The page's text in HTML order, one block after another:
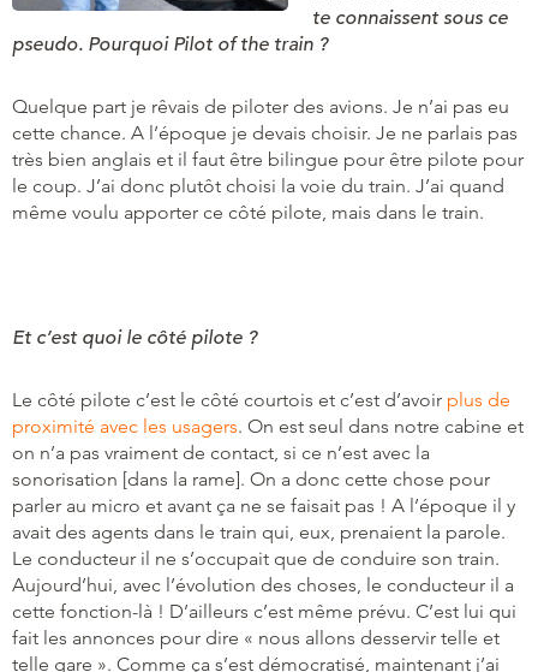
te connaissent sous ce
pseudo. Pourquoi Pilot of the train ?
Quelque part je rêvais de piloter des avions. Je n’ai pas eu
cette chance. A l’époque je devais choisir. Je ne parlais pas
très bien anglais et il faut être bilingue pour être pilote pour
le coup. J’ai donc plutôt choisi la voie du train. J’ai quand
même voulu apporter ce côté pilote, mais dans le train.
Et c’est quoi le côté pilote ?
Le côté pilote c’est le côté courtois et c’est d’avoir plus de
proximité avec les usagers. On est seul dans notre cabine et
on n’a pas vraiment de contact, si ce n’est avec la
sonorisation [dans la rame]. On a donc cette chose pour
parler au micro et avant ça ne se faisait pas ! A l’époque il y
avait des agents dans le train qui, eux, prenaient la parole.
Le conducteur il ne s’occupait que de conduire son train.
Aujourd’hui, avec l’évolution des choses, le conducteur il a
cette fonction-là ! D’ailleurs c’est même prévu. C’est lui qui
fait les annonces pour dire « nous allons desservir telle et
telle gare ». Comme ça s’est démocratisé, maintenant j’ai